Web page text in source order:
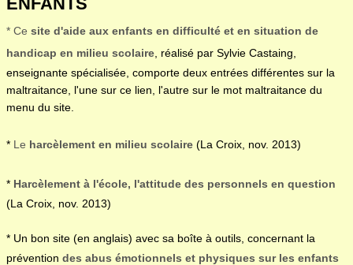
* Ce site d'aide aux enfants en difficulté et en situation de
handicap en milieu scolaire , réalisé par Sylvie Castaing,
enseignante spécialisée, comporte deux entrées différentes sur la
maltraitance, l'une sur ce lien, l'autre sur le mot maltraitance du
menu du site.
* Le harcèlement en milieu scolaire (La Croix, nov. 2013)
* Harcèlement à l'école, l'attitude des personnels en question
(La Croix, nov. 2013)
* Un bon site (en anglais) avec sa boîte à outils, concernant la
prévention des abus émotionnels et physiques sur les enfants